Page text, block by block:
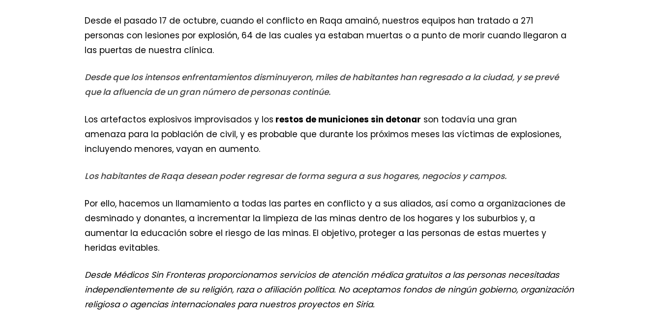
Desde el pasado 17 de octubre, cuando el conflicto en Raqa amainó, nuestros equipos han tratado a 271
personas con lesiones por explosión, 64 de las cuales ya estaban muertas o a punto de morir cuando llegaron a
las puertas de nuestra clínica.
Desde que los intensos enfrentamientos disminuyeron, miles de habitantes han regresado a la ciudad, y se prevé
que la afluencia de un gran número de personas continúe.
Los artefactos explosivos improvisados y los restos de municiones sin detonar son todavía una gran
amenaza para la población de civil, y es probable que durante los próximos meses las víctimas de explosiones,
incluyendo menores, vayan en aumento.
Los habitantes de Raqa desean poder regresar de forma segura a sus hogares, negocios y campos.
Por ello, hacemos un llamamiento a todas las partes en conflicto y a sus aliados, así como a organizaciones de
desminado y donantes, a incrementar la limpieza de las minas dentro de los hogares y los suburbios y, a
aumentar la educación sobre el riesgo de las minas. El objetivo, proteger a las personas de estas muertes y
heridas evitables.
Desde Médicos Sin Fronteras proporcionamos servicios de atención médica gratuitos a las personas necesitadas
independientemente de su religión, raza o afiliación política. No aceptamos fondos de ningún gobierno, organización
religiosa o agencias internacionales para nuestros proyectos en Siria.